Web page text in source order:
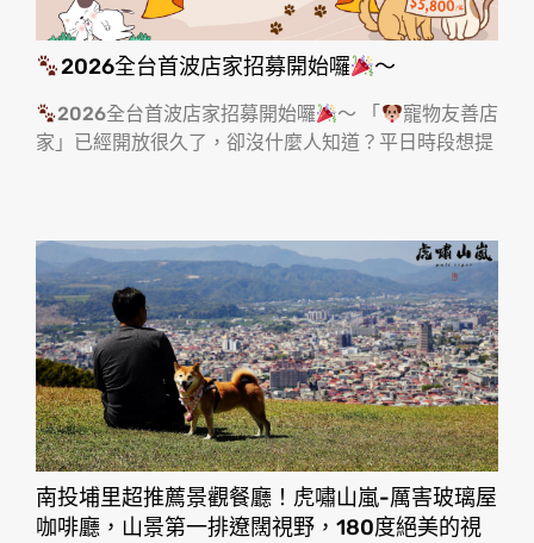
2026全台首波店家招募開始囉 ～
2026全台首波店家招募開始囉 ～ 「
寵物友善店
家」已經開放很久了，卻沒什麼人知道？平日時段想提
南投埔里超推薦景觀餐廳！虎嘯山嵐-厲害玻璃屋
咖啡廳，山景第一排遼闊視野，180度絕美的視